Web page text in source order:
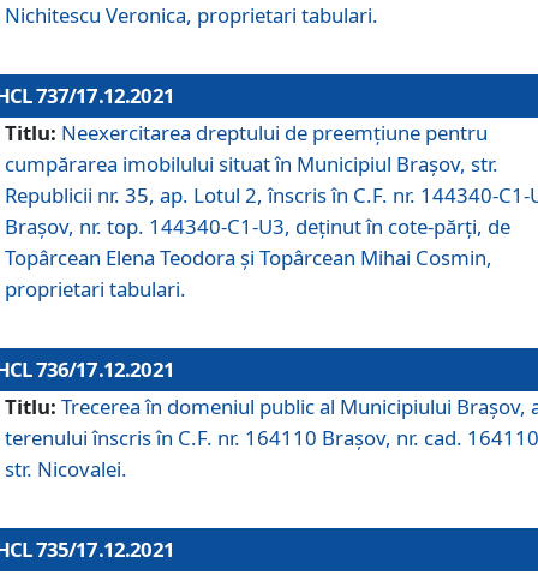
Nichitescu Veronica, proprietari tabulari.
737/17.12.2021
Titlu: Neexercitarea dreptului de preemţiune pentru
cumpărarea imobilului situat în Municipiul Braşov, str.
Republicii nr. 35, ap. Lotul 2, înscris în C.F. nr. 144340-C1-
Brașov, nr. top. 144340-C1-U3, deținut în cote-părți, de
Topârcean Elena Teodora și Topârcean Mihai Cosmin,
proprietari tabulari.
736/17.12.2021
Titlu: Trecerea în domeniul public al Municipiului Braşov,
terenului înscris în C.F. nr. 164110 Brașov, nr. cad.
str. Nicovalei.
735/17.12.2021